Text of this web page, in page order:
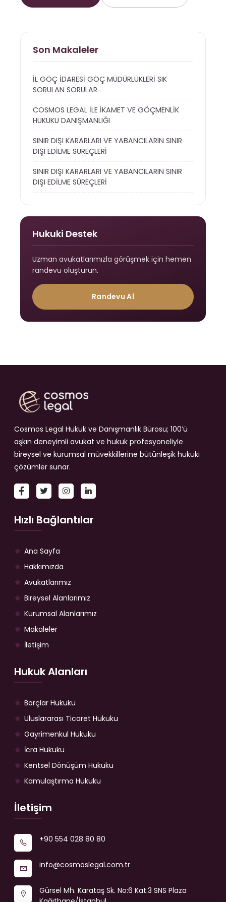
Son Makaleler
İL GÖÇ İDARESİ GÖÇ MÜDÜRLÜKLERİ SIK
SORULAN SORULAR
COSMOS LEGAL İLE İKAMET VE GÖÇMENLİK
HUKUKU DANIŞMANLIĞI
SINIR DIŞI KARARLARI VE YABANCILARIN SINIR
DIŞI EDİLME SÜREÇLERİ
SINIR DIŞI KARARLARI VE YABANCILARIN SINIR
DIŞI EDİLME SÜREÇLERİ
Hukuki Destek
Uzman avukatlarımızla görüşmek için hemen
randevu oluşturun.
Randevu Al
Cosmos Legal Hukuk ve Danışmanlık Bürosu; 100’ü
aşkın deneyimli avukat ve hukuk profesyoneliyle
bireysel ve kurumsal müvekkillerine bütünleşik hukuki
çözümler sunar.
Hızlı Bağlantılar
Ana Sayfa
Hakkımızda
Avukatlarımız
Bireysel Alanlarımız
Kurumsal Alanlarımız
Makaleler
İletişim
Hukuk Alanları
Borçlar Hukuku
Uluslararası Ticaret Hukuku
Gayrimenkul Hukuku
İcra Hukuku
Kentsel Dönüşüm Hukuku
Kamulaştırma Hukuku
İletişim
+90 554 028 80 80
info@cosmoslegal.com.tr
Gürsel Mh. Karataş Sk. No:6 Kat:3 SNS Plaza